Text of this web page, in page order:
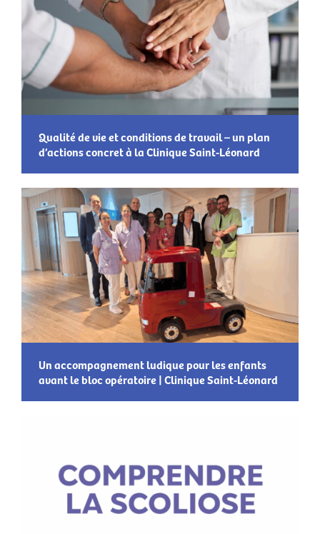
Qualité de vie et conditions de travail – un plan
d’actions concret à la Clinique Saint-Léonard
Un accompagnement ludique pour les enfants
avant le bloc opératoire | Clinique Saint-Léonard